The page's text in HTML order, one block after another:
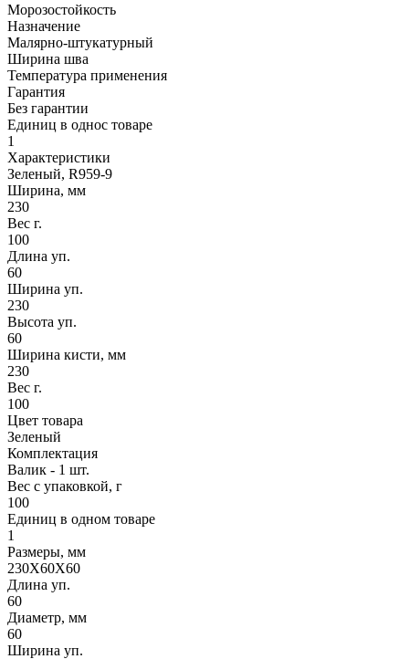
Морозостойкость
Назначение
Малярно-штукатурный
Ширина шва
Температура применения
Гарантия
Без гарантии
Единиц в однос товаре
1
Характеристики
Зеленый, R959-9
Ширина, мм
230
Вес г.
100
Длина уп.
60
Ширина уп.
230
Высота уп.
60
Ширина кисти, мм
230
Вес г.
100
Цвет товара
Зеленый
Комплектация
Валик - 1 шт.
Вес с упаковкой, г
100
Единиц в одном товаре
1
Размеры, мм
230X60X60
Длина уп.
60
Диаметр, мм
60
Ширина уп.